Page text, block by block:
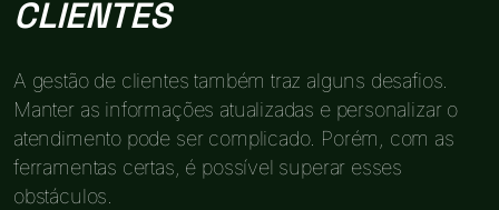
CLIENTES
A gestão de clientes também traz alguns desafios.
Manter as informações atualizadas e personalizar o
atendimento pode ser complicado. Porém, com as
ferramentas certas, é possível superar esses
obstáculos.